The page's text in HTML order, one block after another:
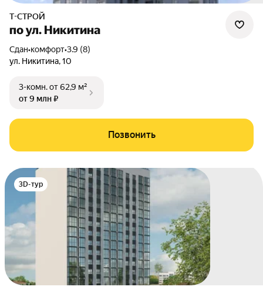
Т-СТРОЙ
по ул. Никитина
Сдан•комфорт•3.9 (8)
ул. Никитина,10
3-комн.от 62,9 м²
от 9 млн ₽
Позвонить
3D-тур